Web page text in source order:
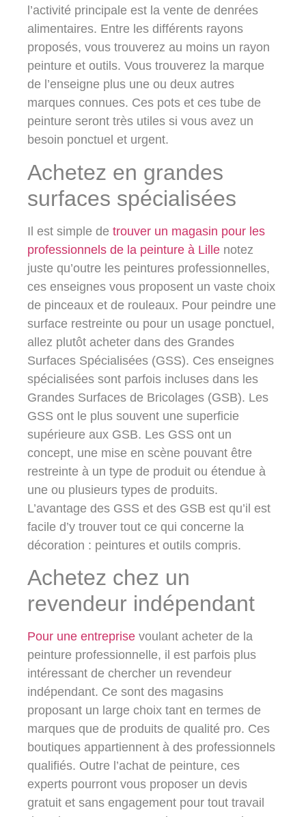
l’activité principale est la vente de denrées
alimentaires. Entre les différents rayons
proposés, vous trouverez au moins un rayon
peinture et outils. Vous trouverez la marque
de l’enseigne plus une ou deux autres
marques connues. Ces pots et ces tube de
peinture seront très utiles si vous avez un
besoin ponctuel et urgent.
Achetez en grandes
surfaces spécialisées
Il est simple de trouver un magasin pour les
professionnels de la peinture à Lille notez
juste qu’outre les peintures professionnelles,
ces enseignes vous proposent un vaste choix
de pinceaux et de rouleaux. Pour peindre une
surface restreinte ou pour un usage ponctuel,
allez plutôt acheter dans des Grandes
Surfaces Spécialisées (GSS). Ces enseignes
spécialisées sont parfois incluses dans les
Grandes Surfaces de Bricolages (GSB). Les
GSS ont le plus souvent une superficie
supérieure aux GSB. Les GSS ont un
concept, une mise en scène pouvant être
restreinte à un type de produit ou étendue à
une ou plusieurs types de produits.
L’avantage des GSS et des GSB est qu’il est
facile d’y trouver tout ce qui concerne la
décoration : peintures et outils compris.
Achetez chez un
revendeur indépendant
Pour une entreprise voulant acheter de la
peinture professionnelle, il est parfois plus
intéressant de chercher un revendeur
indépendant. Ce sont des magasins
proposant un large choix tant en termes de
marques que de produits de qualité pro. Ces
boutiques appartiennent à des professionnels
qualifiés. Outre l’achat de peinture, ces
experts pourront vous proposer un devis
gratuit et sans engagement pour tout travail